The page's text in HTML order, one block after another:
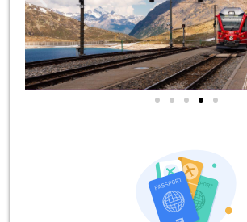
שאסור לכם לפספס!
לחצו פה!